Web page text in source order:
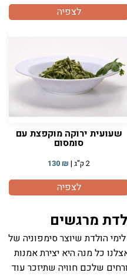
לצפיה
שעועית ירוקה מוקפצת עם
סומסום
2 ק"ג | ₪
130
לצפיה
מרגשים
הולדת שיוצר סימפוניה של
כל מנה היא יצירת אמנות
שלכם חוויה שתיזכר עוד